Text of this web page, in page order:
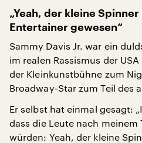
„Yeah, der kleine
Entertainer gewesen“
Sammy Davis Jr. war ein
im realen Rassismus der
der Kleinkunstbühne zum
Broadway-Star zum Teil des
Er selbst hat einmal gesagt:
dass die Leute nach meinem
würden: Yeah, der kleine